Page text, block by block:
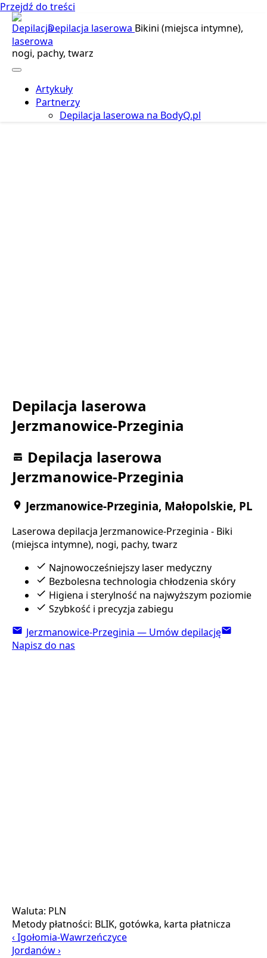
Przejdź do treści
Depilacja laserowa Bikini (miejsca intymne),
nogi, pachy, twarz
Artykuły
Partnerzy
Depilacja laserowa na BodyQ.pl
Depilacja laserowa
Jerzmanowice-Przeginia
Depilacja laserowa
Jerzmanowice-Przeginia
Jerzmanowice-Przeginia, Małopolskie, PL
Laserowa depilacja Jerzmanowice-Przeginia - Biki
(miejsca intymne), nogi, pachy, twarz
Najnowocześniejszy laser medyczny
Bezbolesna technologia chłodzenia skóry
Higiena i sterylność na najwyższym poziomie
Szybkość i precyzja zabiegu
Jerzmanowice-Przeginia — Umów depilację
Napisz do nas
Waluta: PLN
Metody płatności: BLIK, gotówka, karta płatnicza
‹ Igołomia-Wawrzeńczyce
Jordanów ›